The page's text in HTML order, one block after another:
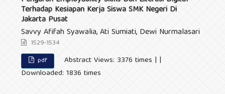
Terhadap Kesiapan Kerja Siswa SMK Negeri Di
Jakarta Pusat
Savvy Afifah Syawalia, Ati Sumiati, Dewi Nurmalasari
1529-1534
pdf
Abstract Views: 3376 times | |
Downloaded: 1836 times